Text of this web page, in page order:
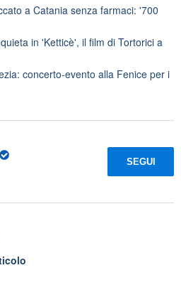
a Catania senza farmaci: '700
in 'Ketticè', il film di Tortorici a
concerto-evento alla Fenice per i
SEGUI